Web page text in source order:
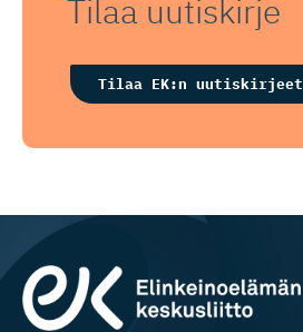
Tilaa uutiskirje
Tilaa EK:n uutiskirjeet